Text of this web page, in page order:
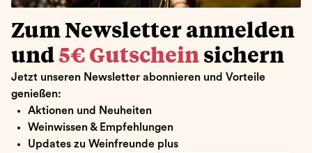
Zum Newsletter anmelden
und 5€ Gutschein sichern
Jetzt unseren Newsletter abonnieren und Vorteile
genießen:
Aktionen und Neuheiten
Weinwissen & Empfehlungen
Updates zu Weinfreunde plus